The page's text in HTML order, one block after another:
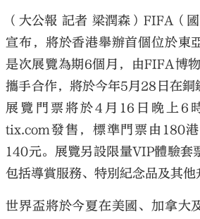
（大公報 記者 梁潤森）FIFA（
宣布，將於香港舉辦首個位於東
是次展覽為期6個月，由FIFA博
攜手合作，將於今年5月28日在銅
展覽門票將於4月16日晚上6
tix.com發售，標準門票由180
140元。展覽另設限量VIP體驗套
包括導賞服務、特別紀念品及其他
世界盃將於今夏在美國、加拿大